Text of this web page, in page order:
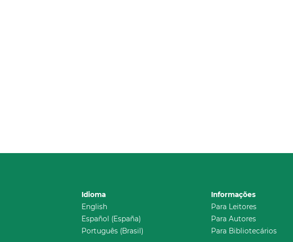
Idioma
English
Español (España)
Português (Brasil)
Informações
Para Leitores
Para Autores
Para Bibliotecários